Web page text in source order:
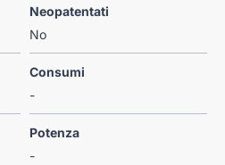
Neopatentati
No
Consumi
-
Potenza
-